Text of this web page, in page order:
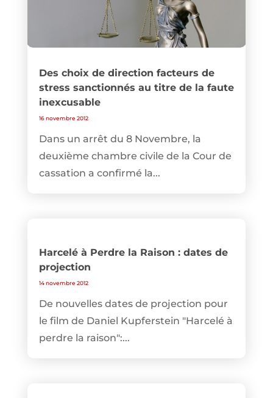
Des choix de direction facteurs de
stress sanctionnés au titre de la faute
inexcusable
16 novembre 2012
Dans un arrêt du 8 Novembre, la
deuxième chambre civile de la Cour de
cassation a confirmé la...
Harcelé à Perdre la Raison : dates de
projection
14 novembre 2012
De nouvelles dates de projection pour
le film de Daniel Kupferstein "Harcelé à
perdre la raison":...